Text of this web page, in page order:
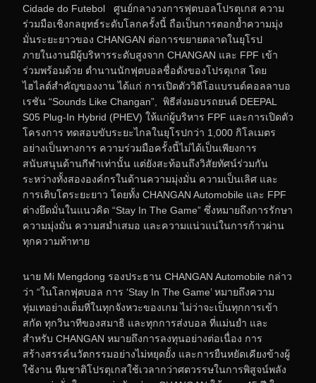
Cidade do Futebol ศูนย์กลางวงการฟุตบอลโปรตุเกส ความ
ร่วมมือเชิงกลยุทธ์ระดับโลกครั้งนี้ ถือเป็นการตอกย้ำความมุ่ง
มั่นระยะยาวของ CHANGAN ต่อการขยายตลาดในยุโรป
ภายในงานมีผู้บริหารระดับสูงจาก CHANGAN และ FPF เข้า
ร่วมพร้อมด้วย ตำนานนักฟุตบอลชื่อดังของโปรตุเกส โดย
ไฮไลต์สำคัญของงาน ได้แก่ การเปิดตัววิดีโอแบรนด์คอลลาบอ
เรชัน “Sounds Like Changan”, พิธีส่งมอบรถยนต์ DEEPAL
S05 Plug-In Hybrid (PHEV) ให้แก่ผู้บริหาร FPF และการเปิดตัว
โครงการ ทดสอบขับระยะไกลในยุโรปกว่า 1,000 กิโลเมตร
อย่างเป็นทางการ ความร่วมมือครั้งนี้ไม่ได้เป็นเพียงการ
สนับสนุนด้านกีฬาเท่านั้น แต่ยังสะท้อนถึงวิสัยทัศน์ร่วมกัน
ระหว่างทั้งสององค์กรในด้านความมุ่งมั่น ความเป็นเลิศ และ
การเติบโตระยะยาว โดยทั้ง CHANGAN Automobile และ FPF
ต่างยึดมั่นในแนวคิด “Stay In The Game” ซึ่งหมายถึงการรักษา
ความมุ่งมั่น ความสม่ำเสมอ และความแน่วแน่ในการก้าวผ่าน
ทุกความท้าทาย
นาย Mi Mengdong รองประธาน CHANGAN Automobile กล่าว
ว่า “ในโลกฟุตบอล การ ‘Stay In The Game’ หมายถึงความ
ทุ่มเทอย่างเต็มที่ในทุกจังหวะของเกม ไม่ว่าจะเป็นทุกการเข้า
สกัด ทุกวินาทีของสมาธิ และทุกการส่งบอล ที่แม่นยำ และ
สำหรับ CHANGAN หมายถึงการลงทุนอย่างต่อเนื่อง การ
สร้างสรรค์นวัตกรรมอย่างไม่หยุดยั้ง และการยืนหยัดเคียงข้างผู้
ใช้งาน ทีมชาติโปรตุเกสใช้เวลากว่าศตวรรษในการพิสูจน์พลัง